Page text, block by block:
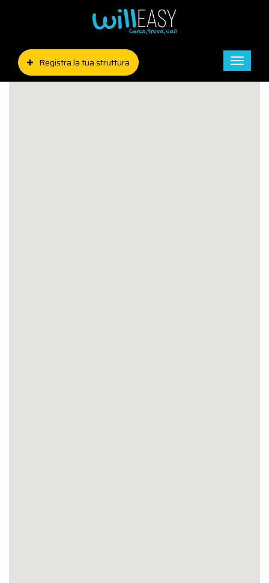
Registra la tua struttura
Toggle